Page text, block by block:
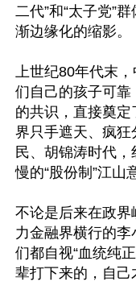
二代”和“太子党”
渐边缘化的缩影。
上世纪80年代末
们自己的孩子可靠
的共识，直接奠
界只手遮天、疯
民、胡锦涛时代
慢的“股份制”江山
不论是后来在政
力金融界横行的
们都自视“血统纯
辈打下来的，自己